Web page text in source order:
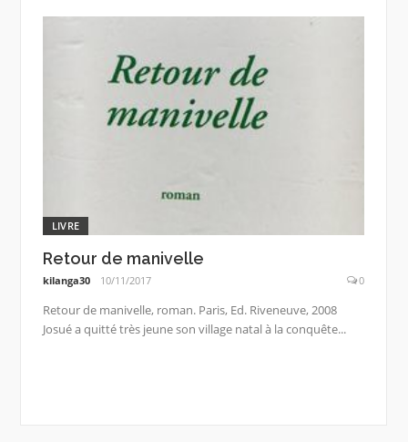
LIVRE
Retour de manivelle
kilanga30 10/11/2017 0
Retour de manivelle, roman. Paris, Ed. Riveneuve, 2008
Josué a quitté très jeune son village natal à la conquête...